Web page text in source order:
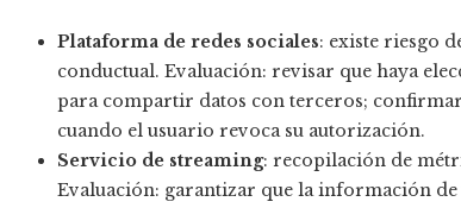
Plataforma de redes sociales: existe riesgo
conductual. Evaluación: revisar que haya
para compartir datos con terceros;
cuando el usuario revoca su autorización.
Servicio de streaming: recopilación de
Evaluación: garantizar que la información